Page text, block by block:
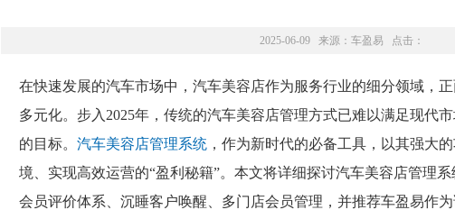
2025-06-09 来源： 车盈易 点击：
在快速发展的汽车市场中，汽车美容店作为服务行业的细分领域，
多元化。步入2025年，传统的汽车美容店管理方式已难以满足现代
的目标。 汽车美容店管理系统，作为新时代的必备工具，以其强大
境、实现高效运营的“盈利秘籍”。本文将详细探讨汽车美容店管理
会员评价体系、沉睡客户唤醒、多门店会员管理，并推荐车盈易作